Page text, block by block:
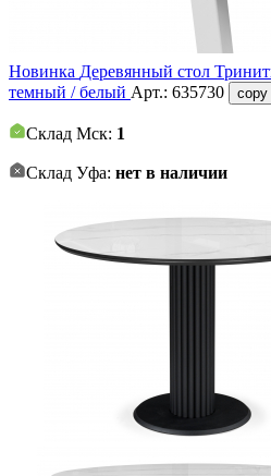
Новинка Деревянный стол
темный / белый Арт.: 635730 copy
Склад Мск: 1
Склад Уфа: нет в наличии